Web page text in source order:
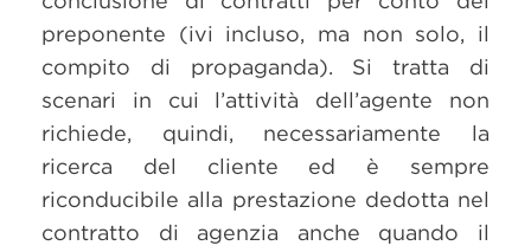
preponente (ivi incluso, ma non solo, il
compito di propaganda). Si tratta di
scenari in cui l’attività dell’agente non
richiede, quindi, necessariamente la
ricerca del cliente ed è sempre
riconducibile alla prestazione dedotta nel
contratto di agenzia anche quando il